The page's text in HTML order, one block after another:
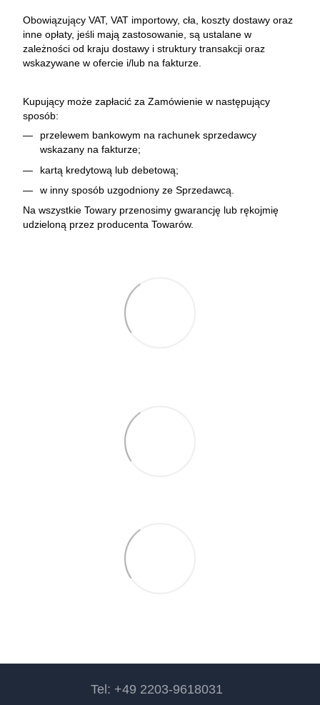
Obowiązujący VAT, VAT importowy, cła, koszty dostawy oraz
inne opłaty, jeśli mają zastosowanie, są ustalane w
zależności od kraju dostawy i struktury transakcji oraz
wskazywane w ofercie i/lub na fakturze.
Kupujący może zapłacić za Zamówienie w następujący
sposób:
przelewem bankowym na rachunek sprzedawcy
wskazany na fakturze;
kartą kredytową lub debetową;
w inny sposób uzgodniony ze Sprzedawcą.
Na wszystkie Towary przenosimy gwarancję lub rękojmię
udzieloną przez producenta Towarów.
Tel: +49 2203-9618031